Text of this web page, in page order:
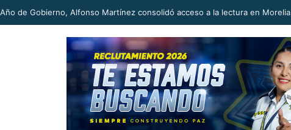
de Gobierno, Alfonso Martínez consolidó acceso a la lectura en Morelia